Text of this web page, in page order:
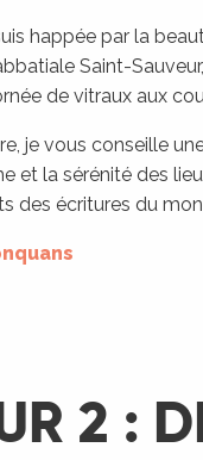
happée par la
Saint-
de vitraux aux
je vous conseille
et la sérénité des
des écritures du
2 :